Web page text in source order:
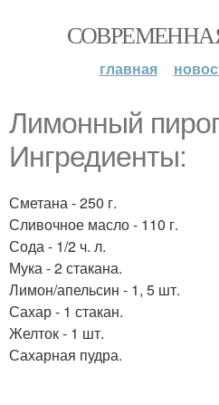
главная
Лимонный
Ингредиенты:
Сметана - 250 г.
Сливочное масло - 110 г.
Сода - 1/2 ч. л.
Мука - 2 стакана.
Лимон/апельсин - 1, 5 шт.
Сахар - 1 стакан.
Желток - 1 шт.
Сахарная пудра.